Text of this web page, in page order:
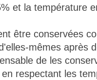
et la température
être conservées
mêmes après
de les
respectant les